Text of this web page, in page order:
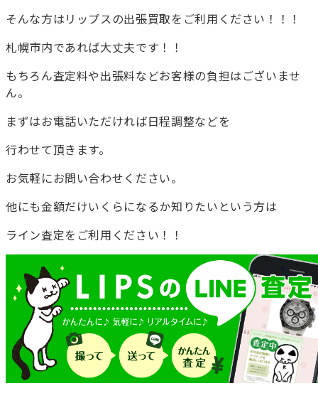
そんな方はリップスの出張買取をご利用ください！！！
札幌市内であれば大丈夫です！！
もちろん査定料や出張料などお客様の負担はございませ
ん。
まずはお電話いただければ日程調整などを
行わせて頂きます。
お気軽にお問い合わせください。
他にも金額だけいくらになるか知りたいという方は
ライン査定をご利用ください！！